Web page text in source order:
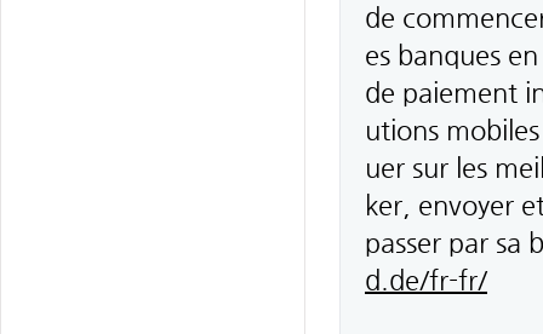
de
es banques
de paiement
utions
uer sur les
ker, envoyer
passer par sa
d.de/fr-fr/